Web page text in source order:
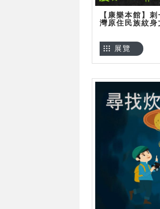
【康樂本館】
灣原住民族紋
展覽